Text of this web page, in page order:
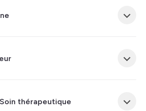
thérapeutique